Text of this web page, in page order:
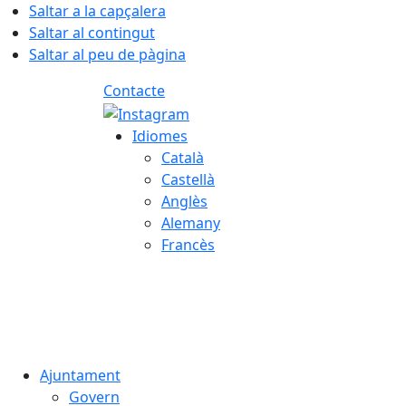
Saltar a la capçalera
Saltar al contingut
Saltar al peu de pàgina
Contacte
Idiomes
Català
Castellà
Anglès
Alemany
Francès
Ajuntament
Govern